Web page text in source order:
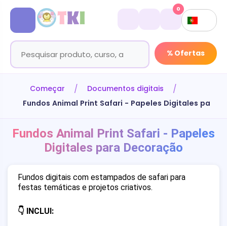
% Ofertas
0
Começar
Documentos digitais
Fundos Animal Print Safari - Papeles Digitales para
Fundos Animal Print Safari - Papeles
Digitales para Decoração
Fundos digitais com estampados de safari para
festas temáticas e projetos criativos.
👇 INCLUI: